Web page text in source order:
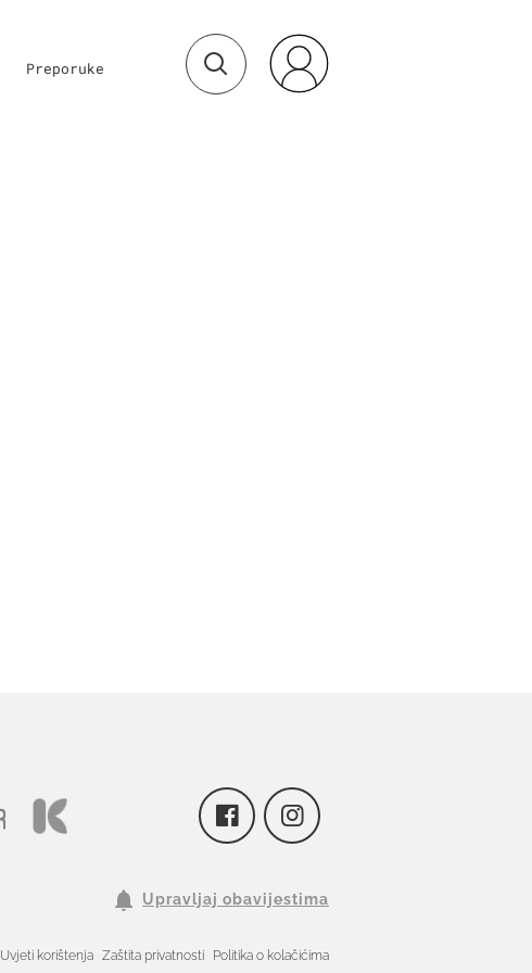
Preporuke
Upravljaj obavijestima
Uvjeti korištenja Zaštita privatnosti Politika o kolačićima